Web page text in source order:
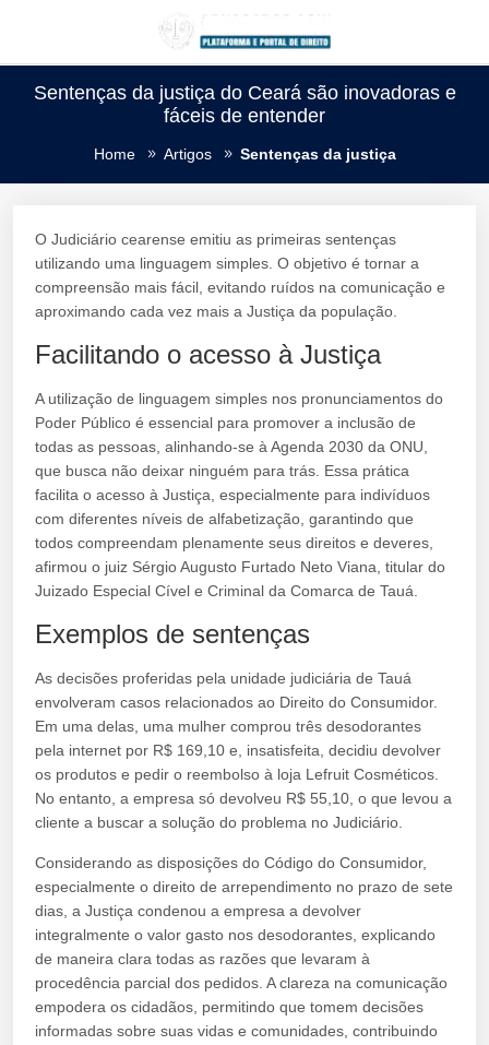
Sentenças da justiça do Ceará são inovadoras e
fáceis de entender
Home Artigos Sentenças da justiça
O Judiciário cearense emitiu as primeiras sentenças
utilizando uma linguagem simples. O objetivo é tornar a
compreensão mais fácil, evitando ruídos na comunicação e
aproximando cada vez mais a Justiça da população.
Facilitando o acesso à Justiça
A utilização de linguagem simples nos pronunciamentos do
Poder Público é essencial para promover a inclusão de
todas as pessoas, alinhando-se à Agenda 2030 da ONU,
que busca não deixar ninguém para trás. Essa prática
facilita o acesso à Justiça, especialmente para indivíduos
com diferentes níveis de alfabetização, garantindo que
todos compreendam plenamente seus direitos e deveres,
afirmou o juiz Sérgio Augusto Furtado Neto Viana, titular do
Juizado Especial Cível e Criminal da Comarca de Tauá.
Exemplos de sentenças
As decisões proferidas pela unidade judiciária de Tauá
envolveram casos relacionados ao Direito do Consumidor.
Em uma delas, uma mulher comprou três desodorantes
pela internet por R$ 169,10 e, insatisfeita, decidiu devolver
os produtos e pedir o reembolso à loja Lefruit Cosméticos.
No entanto, a empresa só devolveu R$ 55,10, o que levou a
cliente a buscar a solução do problema no Judiciário.
Considerando as disposições do Código do Consumidor,
especialmente o direito de arrependimento no prazo de sete
dias, a Justiça condenou a empresa a devolver
integralmente o valor gasto nos desodorantes, explicando
de maneira clara todas as razões que levaram à
procedência parcial dos pedidos. A clareza na comunicação
empodera os cidadãos, permitindo que tomem decisões
informadas sobre suas vidas e comunidades, contribuindo